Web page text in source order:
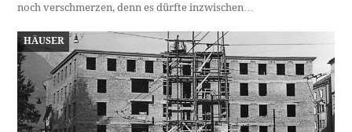
noch verschmerzen, denn es dürfte inzwischen…
HÄUSER